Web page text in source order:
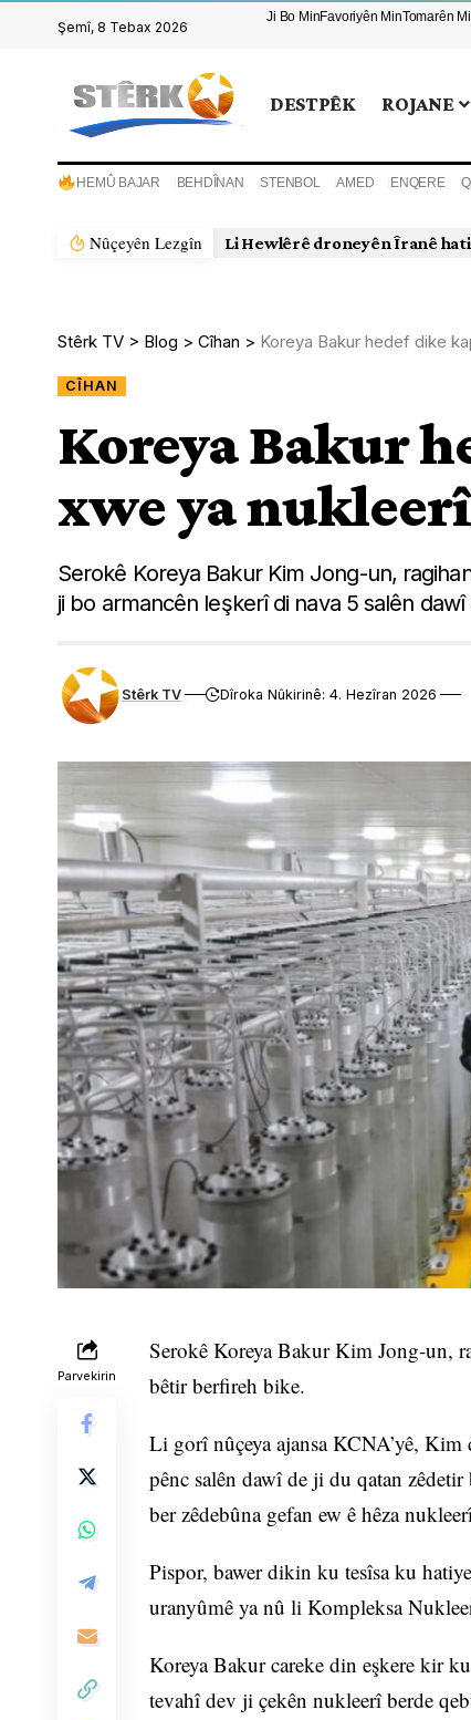
Şemî, 8 Tebax 2026
Ji Bo MinFavoriyên MinTomarên
DESTPÊK ROJANE
HEMÛ BAJAR BEHDÎNAN STENBOL AMED ENQERE
Nûçeyên Lezgîn Li Hewlêrê droneyên Îranê
Stêrk TV > Blog > Cîhan > Koreya Bakur hedef dike
CÎHAN
Koreya Bakur
xwe ya
Serokê Koreya Bakur Kim Jong-un,
ji bo armancên leşkerî di nava 5 salên
Stêrk TV Dîroka Nûkirinê: 4. Hezîran 2026
Parvekirin
Serokê Koreya Bakur Kim Jong-un,
bêtir berfireh bike.
Li gorî nûçeya ajansa KCNA’yê,
pênc salên dawî de ji du qatan
ber zêdebûna gefan ew ê hêza
Pispor, bawer dikin ku tesîsa ku
uranyûmê ya nû li Kompleksa
Koreya Bakur careke din eşkere kir
tevahî dev ji çekên nukleerî berde